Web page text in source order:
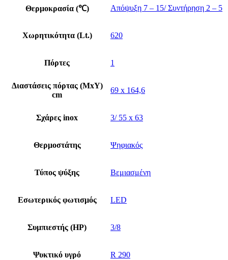
Θερμοκρασία (℃) Απόψυξη 7 – 15/ Συντήρηση 2 – 5
Χωρητικότητα (Lt.) 620
Πόρτες 1
Διαστάσεις πόρτας (ΜxΥ)
cm
69 x 164,6
Σχάρες inox 3/ 55 x 63
Θερμοστάτης Ψηφιακός
Τύπος ψύξης Βεμιασμένη
Εσωτερικός φωτισμός LED
Συμπιεστής (HP) 3/8
Ψυκτικό υγρό R 290